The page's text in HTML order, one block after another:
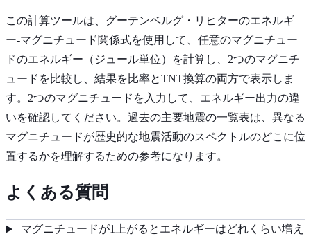
この計算ツールは、グーテンベルグ・リヒターのエネルギ
ー-マグニチュード関係式を使用して、任意のマグニチュー
ドのエネルギー（ジュール単位）を計算し、2つのマグニチ
ュードを比較し、結果を比率とTNT換算の両方で表示しま
す。2つのマグニチュードを入力して、エネルギー出力の違
いを確認してください。過去の主要地震の一覧表は、異なる
マグニチュードが歴史的な地震活動のスペクトルのどこに位
置するかを理解するための参考になります。
よくある質問
マグニチュードが1上がるとエネルギーはどれくらい増え